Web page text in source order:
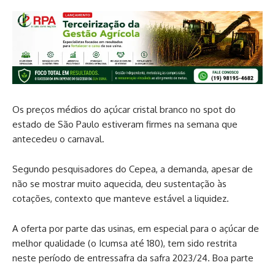
Os preços médios do açúcar cristal branco no spot do
estado de São Paulo estiveram firmes na semana que
antecedeu o carnaval.
Segundo pesquisadores do Cepea, a demanda, apesar de
não se mostrar muito aquecida, deu sustentação às
cotações, contexto que manteve estável a liquidez.
A oferta por parte das usinas, em especial para o açúcar de
melhor qualidade (o Icumsa até 180), tem sido restrita
neste período de entressafra da safra 2023/24. Boa parte